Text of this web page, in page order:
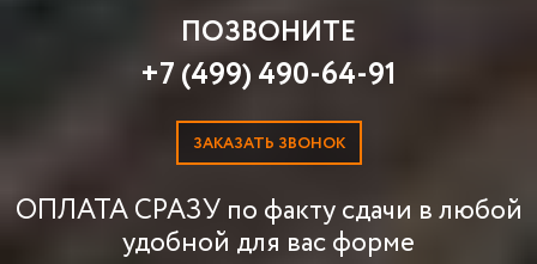
ПОЗВОНИТЕ
+7 (499) 490-64-91
ЗАКАЗАТЬ ЗВОНОК
ОПЛАТА СРАЗУ по факту сдачи в любой
удобной для вас форме